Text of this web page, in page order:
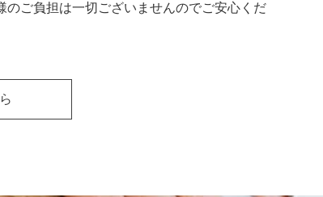
ご負担は一切ございませんのでご安心くだ